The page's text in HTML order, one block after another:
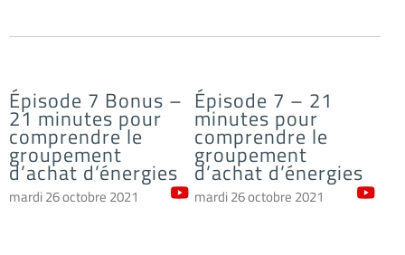
Épisode 7 Bonus –
21 minutes pour
comprendre le
groupement
d’achat d’énergies
mardi 26 octobre 2021
Épisode 7 – 21
minutes pour
comprendre le
groupement
d’achat d’énergies
mardi 26 octobre 2021